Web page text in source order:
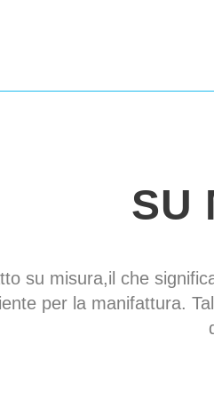
SU
su misura,il che
per la manifattura.